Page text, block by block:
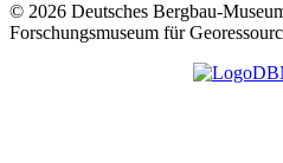
© 2026 Deutsches Bergbau-
Forschungsmuseum für